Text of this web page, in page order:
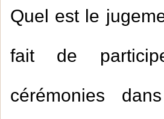
Quel est le
fait de
cérémonies